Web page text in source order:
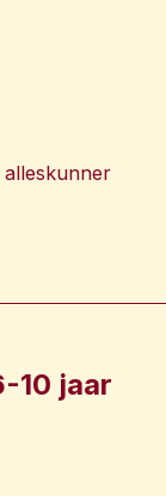
alleskunner
10 jaar